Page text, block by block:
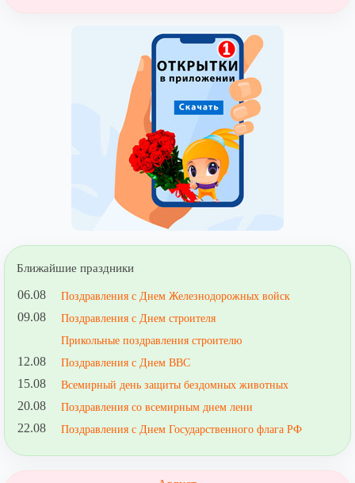
Ближайшие праздники
06.08 Поздравления с Днем Железнодорожных войск
09.08
Поздравления с Днем строителя
Прикольные поздравления строителю
12.08 Поздравления с Днем ВВС
15.08 Всемирный день защиты бездомных животных
20.08 Поздравления со всемирным днем лени
22.08 Поздравления с Днем Государственного флага РФ